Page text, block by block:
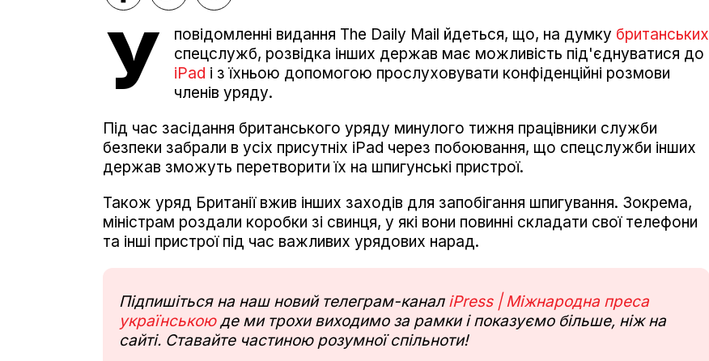
У повідомленні видання The Daily Mail йдеться, що, на думку британських
спецслужб, розвідка інших держав має можливість під'єднуватися до
iPad і з їхньою допомогою прослуховувати конфіденційні розмови
членів уряду.
Під час засідання британського уряду минулого тижня працівники служби
безпеки забрали в усіх присутніх iPad через побоювання, що спецслужби інших
держав зможуть перетворити їх на шпигунські пристрої.
Також уряд Британії вжив інших заходів для запобігання шпигування. Зокрема,
міністрам роздали коробки зі свинця, у які вони повинні складати свої телефони
та інші пристрої під час важливих урядових нарад.
Підпишіться на наш новий телеграм-канал iPress | Міжнародна преса
українськоюде ми трохи виходимо за рамки і показуємо більше, ніж на
сайті. Ставайте частиною розумної спільноти!